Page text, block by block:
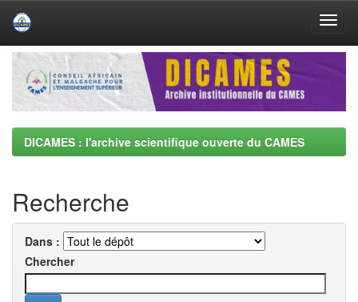
Skip
navigation
DICAMES : l'archive scientifique ouverte du CAMES
Recherche
Dans :
Chercher